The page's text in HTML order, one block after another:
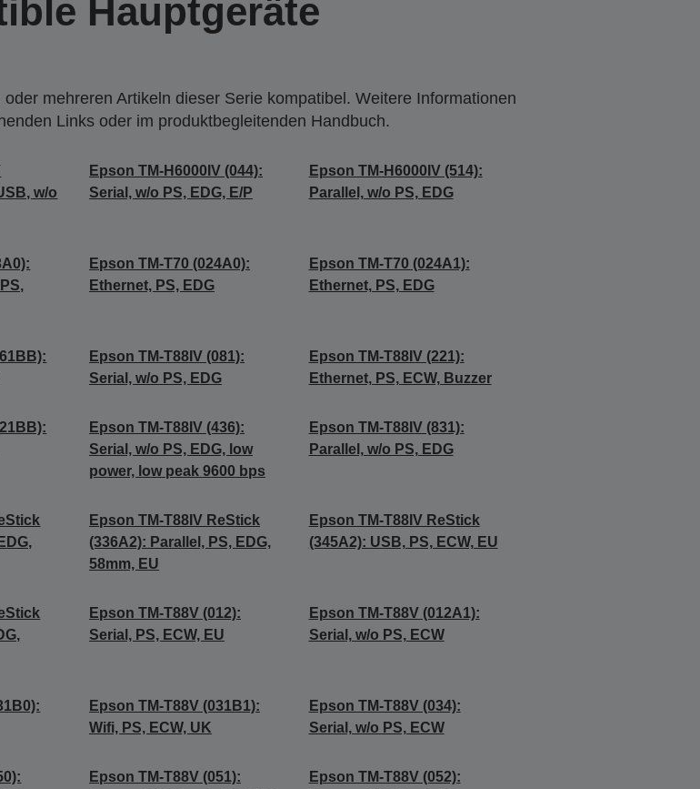
Hauptgeräte
mehreren Artikeln dieser Serie kompatibel. Weitere Informationen
Links oder im produktbegleitenden Handbuch.
w/o
Epson TM-H6000IV (044):
Serial, w/o PS, EDG, E/P
Epson TM-H6000IV (514):
Parallel, w/o PS, EDG
Epson TM-T70 (024A0):
Ethernet, PS, EDG
Epson TM-T70 (024A1):
Ethernet, PS, EDG
Epson TM-T88IV (081):
Serial, w/o PS, EDG
Epson TM-T88IV (221):
Ethernet, PS, ECW, Buzzer
Epson TM-T88IV (436):
Serial, w/o PS, EDG, low
power, low peak 9600 bps
Epson TM-T88IV (831):
Parallel, w/o PS, EDG
Epson TM-T88IV ReStick
(336A2): Parallel, PS, EDG,
58mm, EU
Epson TM-T88IV ReStick
(345A2): USB, PS, ECW, EU
Epson TM-T88V (012):
Serial, PS, ECW, EU
Epson TM-T88V (012A1):
Serial, w/o PS, ECW
Epson TM-T88V (031B1):
Wifi, PS, ECW, UK
Epson TM-T88V (034):
Serial, w/o PS, ECW
Epson TM-T88V (051):
Epson TM-T88V (052):